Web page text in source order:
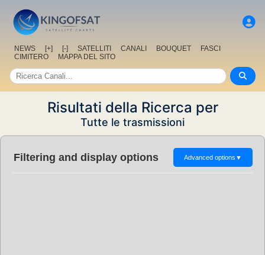
NEWS [+] [-] SATELLITI CANALI BOUQUET
FASCI
CIMITERO
MAPPA DEL SITO
Risultati della Ricerca per
Tutte le trasmissioni
Filtering and display options Advanced options ▼